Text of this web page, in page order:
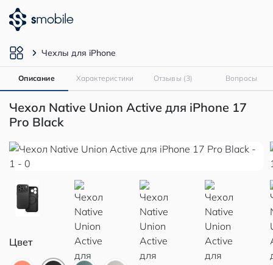
Чехлы для iPhone
Описание Характеристики Отзывы (3) Вопросы
Чехол Native Union Active для iPhone 17
Pro Black
Цвет